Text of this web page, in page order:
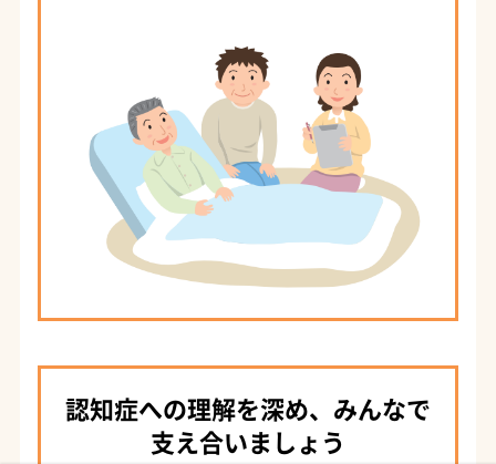
認知症への理解を深め、みんなで
支え合いましょう